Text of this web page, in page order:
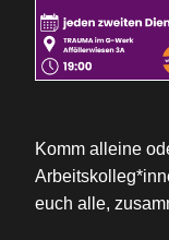
Komm alleine
euch alle,